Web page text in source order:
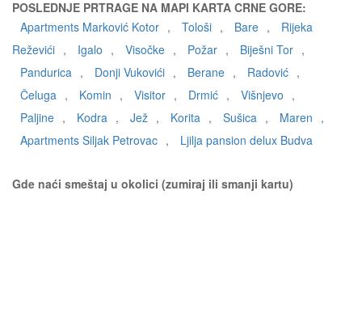
POSLEDNJE PRTRAGE NA MAPI KARTA CRNE GORE:
Apartments Marković Kotor , Tološi , Bare ,
Rijeka
Reževići , Igalo , Visočke , Požar , Biješni Tor ,
Pandurica , Donji Vukovići , Berane , Radović ,
Čeluga , Komin , Visitor , Drmić , Višnjevo ,
Paljine , Kodra , Jež , Korita , Sušica , Maren ,
Apartments Siljak Petrovac , Ljilja pansion delux Budva
Gde naći smeštaj u okolici (zumiraj ili smanji kartu)